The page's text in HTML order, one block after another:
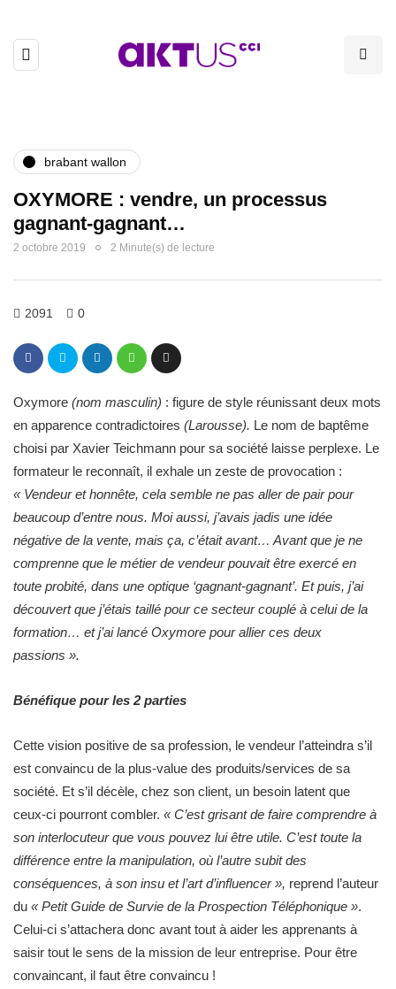
brabant wallon
OXYMORE : vendre, un processus
gagnant-gagnant…
2 octobre 2019 2 Minute(s) de lecture
2091 0
Oxymore (nom masculin) : figure de style réunissant deux mots
en apparence contradictoires (Larousse). Le nom de baptême
choisi par Xavier Teichmann pour sa société laisse perplexe. Le
formateur le reconnaît, il exhale un zeste de provocation :
« Vendeur et honnête, cela semble ne pas aller de pair pour
beaucoup d’entre nous. Moi aussi, j’avais jadis une idée
négative de la vente, mais ça, c’était avant… Avant que je ne
comprenne que le métier de vendeur pouvait être exercé en
toute probité, dans une optique ‘gagnant-gagnant’. Et puis, j’ai
découvert que j’étais taillé pour ce secteur couplé à celui de la
formation… et j’ai lancé Oxymore pour allier ces deux
passions ».
Bénéfique pour les 2 parties
Cette vision positive de sa profession, le vendeur l’atteindra s’il
est convaincu de la plus-value des produits/services de sa
société. Et s’il décèle, chez son client, un besoin latent que
ceux-ci pourront combler. « C’est grisant de faire comprendre à
son interlocuteur que vous pouvez lui être utile. C’est toute la
différence entre la manipulation, où l’autre subit des
conséquences, à son insu et l’art d’influencer », reprend l’auteur
du « Petit Guide de Survie de la Prospection Téléphonique ».
Celui-ci s’attachera donc avant tout à aider les apprenants à
saisir tout le sens de la mission de leur entreprise. Pour être
convaincant, il faut être convaincu !